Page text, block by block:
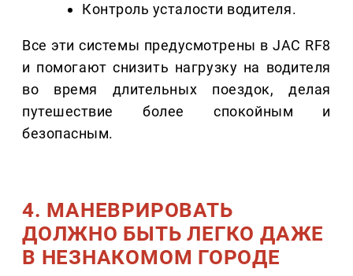
Контроль усталости водителя.
Все эти системы предусмотрены в JAC RF8
и помогают снизить нагрузку на водителя
во время длительных поездок, делая
путешествие более спокойным и
безопасным.
4. МАНЕВРИРОВАТЬ
ДОЛЖНО БЫТЬ ЛЕГКО ДАЖЕ
В НЕЗНАКОМОМ ГОРОДЕ